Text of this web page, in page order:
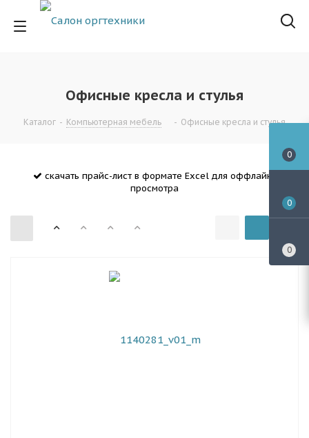
Офисные кресла и стулья
Каталог - Компьютерная мебель - Офисные кресла и стулья
скачать прайс-лист в формате Excel для оффлайн-
просмотра
0
0
0